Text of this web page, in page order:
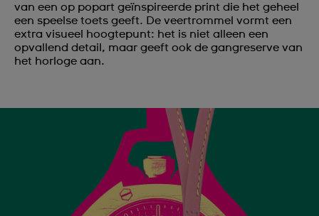
van een op popart geïnspireerde print die het geheel
een speelse toets geeft. De veertrommel vormt een
extra visueel hoogtepunt: het is niet alleen een
opvallend detail, maar geeft ook de gangreserve van
het horloge aan.